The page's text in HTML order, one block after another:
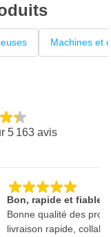
Machines et
5 163 avis
Bon, rapide et fiable
Bonne qualité des
livraison rapide,